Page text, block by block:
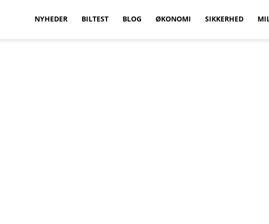
NYHEDER BILTEST BLOG ØKONOMI SIKKERHED